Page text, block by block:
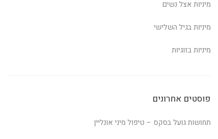
מיניות אצל נשים
מיניות בגיל השלישי
מיניות בזוגיות
פוסטים אחרונים
תחושות גועל בסקס – טיפול מיני אונליין